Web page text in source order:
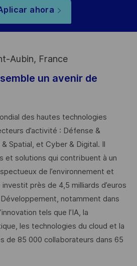
ahora
Aubin, France
un avenir de
des hautes technologies
d’activité : Défense &
Spatial, et Cyber & Digital. Il
et solutions qui contribuent à un
de l’environnement et
près de 4,5 milliards d’euros
notamment dans
tels que l’IA, la
les technologies du cloud et la
de 85 000 collaborateurs dans 65